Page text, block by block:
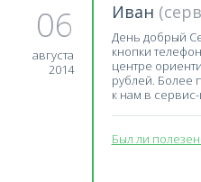
06
августа
2014
Иван
День добрый
кнопки
центре
рублей. Более
к нам в
Был ли полезен